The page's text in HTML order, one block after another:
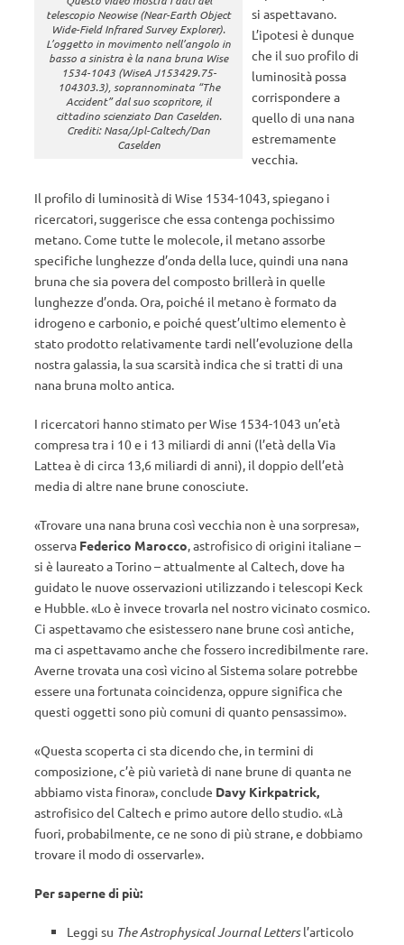
telescopio Neowise (Near-Earth Object
Wide-Field Infrared Survey Explorer).
L’oggetto in movimento nell’angolo in
basso a sinistra è la nana bruna Wise
1534-1043 (WiseA J153429.75-
104303.3), soprannominata “The
Accident” dal suo scopritore, il
cittadino scienziato Dan Caselden.
Crediti: Nasa/Jpl-Caltech/Dan
Caselden
si aspettavano.
L’ipotesi è dunque
che il suo profilo di
luminosità possa
corrispondere a
quello di una nana
estremamente
vecchia.
Il profilo di luminosità di Wise 1534-1043, spiegano i
ricercatori, suggerisce che essa contenga pochissimo
metano. Come tutte le molecole, il metano assorbe
specifiche lunghezze d’onda della luce, quindi una nana
bruna che sia povera del composto brillerà in quelle
lunghezze d’onda. Ora, poiché il metano è formato da
idrogeno e carbonio, e poiché quest’ultimo elemento è
stato prodotto relativamente tardi nell’evoluzione della
nostra galassia, la sua scarsità indica che si tratti di una
nana bruna molto antica.
I ricercatori hanno stimato per Wise 1534-1043 un’età
compresa tra i 10 e i 13 miliardi di anni (l’età della Via
Lattea è di circa 13,6 miliardi di anni), il doppio dell’età
media di altre nane brune conosciute.
«Trovare una nana bruna così vecchia non è una sorpresa»,
osserva Federico Marocco, astrofisico di origini italiane –
si è laureato a Torino – attualmente al Caltech, dove ha
guidato le nuove osservazioni utilizzando i telescopi Keck
e Hubble. «Lo è invece trovarla nel nostro vicinato cosmico.
Ci aspettavamo che esistessero nane brune così antiche,
ma ci aspettavamo anche che fossero incredibilmente rare.
Averne trovata una così vicino al Sistema solare potrebbe
essere una fortunata coincidenza, oppure significa che
questi oggetti sono più comuni di quanto pensassimo».
«Questa scoperta ci sta dicendo che, in termini di
composizione, c’è più varietà di nane brune di quanta ne
abbiamo vista finora», conclude Davy Kirkpatrick,
astrofisico del Caltech e primo autore dello studio. «Là
fuori, probabilmente, ce ne sono di più strane, e dobbiamo
trovare il modo di osservarle».
Per saperne di più:
Leggi su The Astrophysical Journal Lettersl’articolo